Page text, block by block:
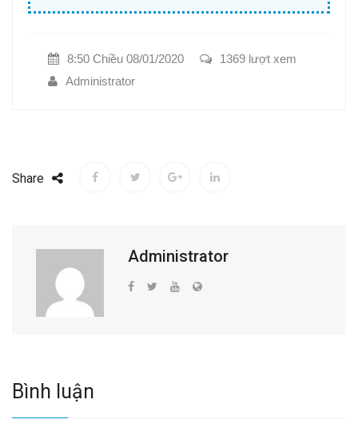
8:50 Chiều 08/01/2020
1369 lượt xem
Administrator
Share
Administrator
Bình luận